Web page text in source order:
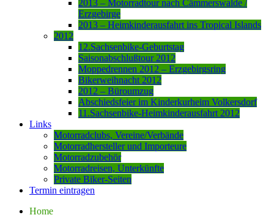
2013 – Motorradtour nach Cämmerswalde /
Erzgebirge
2013 – Heimkinderausfahrt ins Tropical Islands
2012
12.Sachsenbike-Geburtstag
Saisonabschlußtour 2012
Moppedrennen 2012 – Erzgebirgsring
Bikerweihnacht 2012
2012 – Büroumzug
Abschiedsfeier im Kinderkurheim Volkersdorf
11.Sachsenbike-Heimkinderausfahrt 2012
Links
Motorradclubs, Vereine/Verbände
Motorradhersteller und Importeure
Motorradzubehör
Motorradreisen, Unterkünfte
Private Biker-Seiten
Termin eintragen
Home